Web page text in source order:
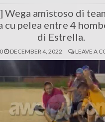
Wega amistoso di
cu pelea entre 4
di Estrella.
DECEMBER 4, 2022 LEAVE A